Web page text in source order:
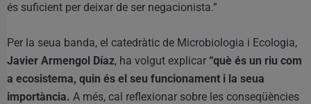
és suficient per deixar de ser negacionista.”
Per la seua banda, el catedràtic de Microbiologia i Ecologia,
Javier Armengol Díaz, ha volgut explicar “què és un riu com
a ecosistema, quin és el seu funcionament i la seua
importància. A més, cal reflexionar sobre les conseqüències